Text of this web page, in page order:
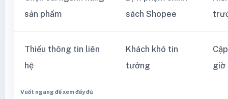
sản phẩm
sách Shopee
Thiếu thông tin liên
hệ
Khách khó tin
tưởng
giờ